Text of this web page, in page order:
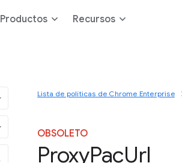
Productos Recursos
Lista de políticas de Chrome Enterprise
OBSOLETO
ProxyPacUrl